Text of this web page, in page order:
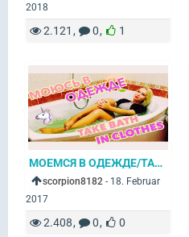
2018
2.121 0 1
МОЕМСЯ В ОДЕЖДЕ/TAKE BATH WITH CLOTHES/РОМАНТИЧЕСКИЙ ВЕЧЕР В ВАННОЙ
scorpion8182 - 18. Februar
2017
2.408 0 0